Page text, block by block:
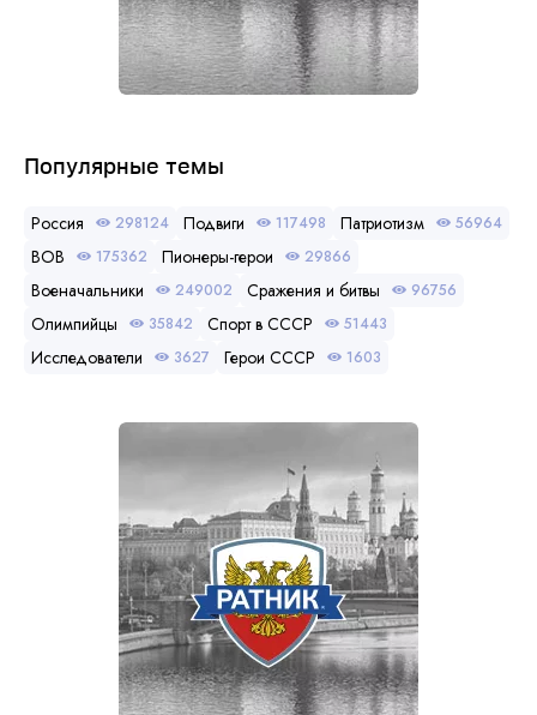
Популярные темы
Россия 298124 Подвиги 117498 Патриотизм 56964
ВОВ 175362 Пионеры-герои 29866
Военачальники 249002 Сражения и битвы 96756
Олимпийцы 35842 Спорт в СССР 51443
Исследователи 3627 Герои СССР 1603